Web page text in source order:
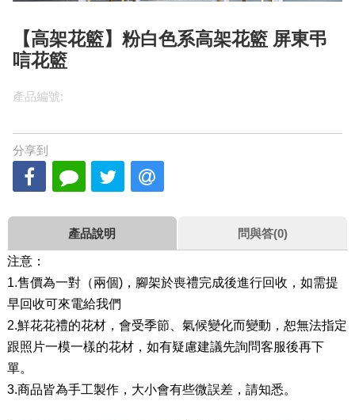
【高架花籃】粉白色系高架花籃 屏東弔
唁花籃
產品編號:
分享到
產品說明 問與答(0)
注意：
1.售價為一對（兩個)，腳架於喪禮完成後進行回收，如需提
早回收可來電給我們
2.鮮花花禮的花材，會受季節、氣候變化而變動，恕無法指定
跟照片一模一樣的花材，如有疑慮建議先詢問客服後再下
單。
3.商品皆為手工製作，大小會有些微誤差，請知悉。